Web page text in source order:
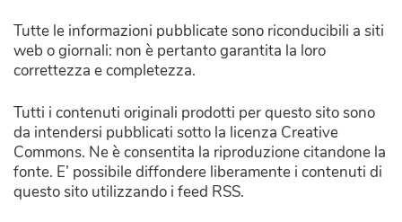
Tutte le informazioni pubblicate sono riconducibili a siti
web o giornali: non è pertanto garantita la loro
correttezza e completezza.
Tutti i contenuti originali prodotti per questo sito sono
da intendersi pubblicati sotto la licenza Creative
Commons. Ne è consentita la riproduzione citandone la
fonte. E’ possibile diffondere liberamente i contenuti di
questo sito utilizzando i feed RSS.